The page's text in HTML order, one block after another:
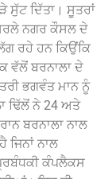
ਸੁੱਟ ਦਿੱਤਾ। ਸੂਤਰਾਂ
ਨਗਰ ਕੌਸਲ ਦੇ
ਰਹੇ ਹਨ ਕਿਉਂਕਿ
ਵੱਲੋਂ ਬਰਨਾਲਾ ਦੇ
ਭਗਵੰਤ ਮਾਨ ਨੂੰ
ਢਿੱਲੋਂ ਨੇ 24 ਅਤੇ
ਬਰਨਾਲਾ ਨਾਲ
ਜਿਨਾਂ ਨਾਲ
ਕੰਪਲੈਕਸ